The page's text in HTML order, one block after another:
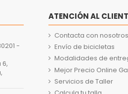
-
ATENCIÓN AL
Contacta con nosotros
Envío de bicicletas
Modalidades de
Mejor Precio Online
Servicios de Taller